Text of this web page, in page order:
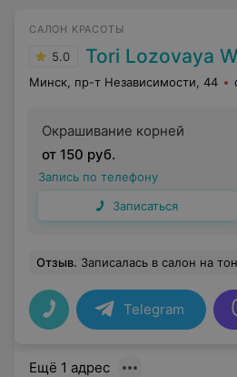
САЛОН КРАСОТЫ
5.0 Tori Lozovaya
Минск, пр-т Независимости, 44
Окрашивание корней
от 150 руб.
Запись по телефону
Записаться
Отзыв. Записалась в салон на тонирование и окрашивание корней. Потом начиталась отзывов и было страшновато идти. Но попала к
Telegram
Ещё 1 адрес